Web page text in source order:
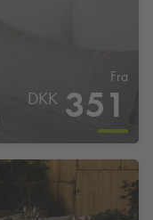
Fra
DKK 351